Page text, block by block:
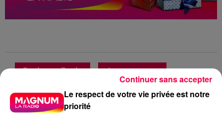
Roule ma Poule
Jeu concours
Magnum la Radio
Magnum
Radio
Vosges
Le respect de votre vie privée est notre
priorité
Continuer sans accepter